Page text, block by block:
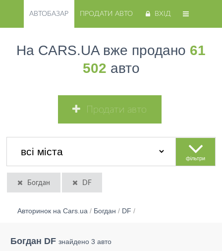
АВТОБАЗАР ПРОДАТИ АВТО ВХІД
На CARS.UA вже продано 61
502 авто
Продати авто
фільтри
Богдан DF
Авторинок на Cars.ua / Богдан / DF /
Богдан DF знайдено 3 авто